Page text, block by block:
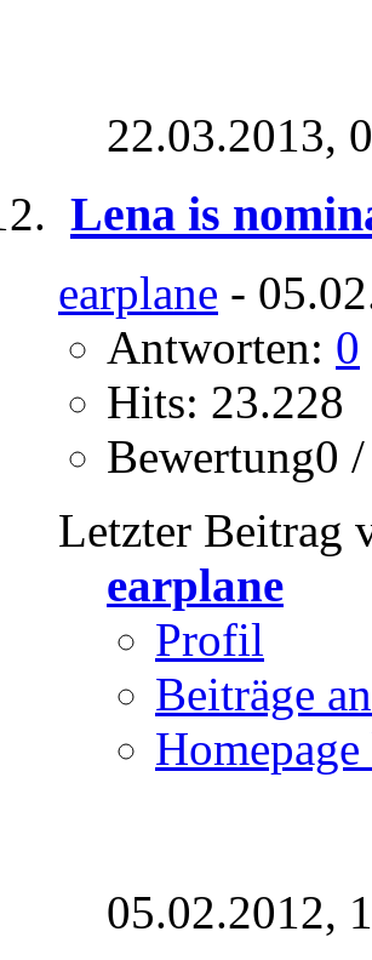
22.03.2013,
Lena is
earplane -
Antworten: 0
Hits: 23.228
Bewertung0
Letzter Beitrag
earplane
Profil
Beiträge
05.02.2012,